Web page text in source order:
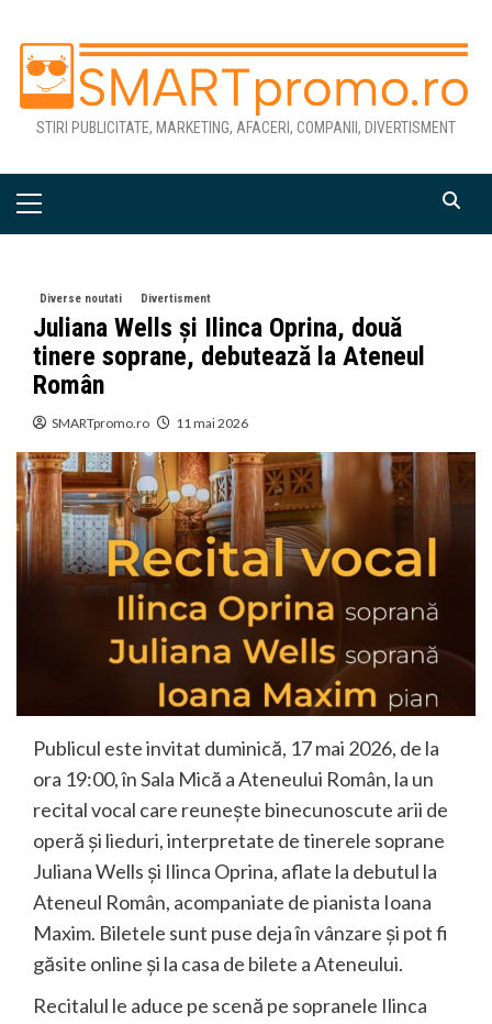
content
STIRI PUBLICITATE, MARKETING, AFACERI, COMPANII, DIVERTISMENT
Primary
Diverse noutati Divertisment
Juliana Wells și Ilinca Oprina, două
tinere soprane, debutează la Ateneul
Român
SMARTpromo.ro 11 mai 2026
Publicul este invitat duminică, 17 mai 2026, de la
ora 19:00, în Sala Mică a Ateneului Român, la un
recital vocal care reunește binecunoscute arii de
operă și lieduri, interpretate de tinerele soprane
Juliana Wells și Ilinca Oprina, aflate la debutul la
Ateneul Român, acompaniate de pianista Ioana
Maxim. Biletele sunt puse deja în vânzare și pot fi
găsite online și la casa de bilete a Ateneului.
Recitalul le aduce pe scenă pe sopranele Ilinca